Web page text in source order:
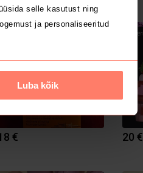
selle kasutust ning
ja personaliseeritud
Luba kõik
€ 20 €